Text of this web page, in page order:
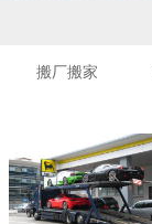
搬厂搬家